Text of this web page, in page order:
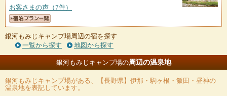
お客さまの声（7件）
銀河もみじキャンプ場周辺の宿を探す
一覧から探す
地図から探す
銀河もみじキャンプ場の周辺の温泉地
銀河もみじキャンプ場がある、【長野県】伊那・駒ヶ根・飯田・昼神の
温泉地を表記しています。